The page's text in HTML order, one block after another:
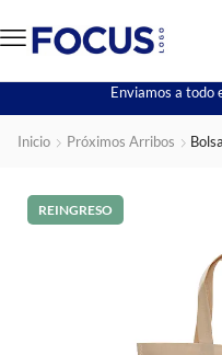
Enviamos a todo
Inicio Próximos Arribos
REINGRESO